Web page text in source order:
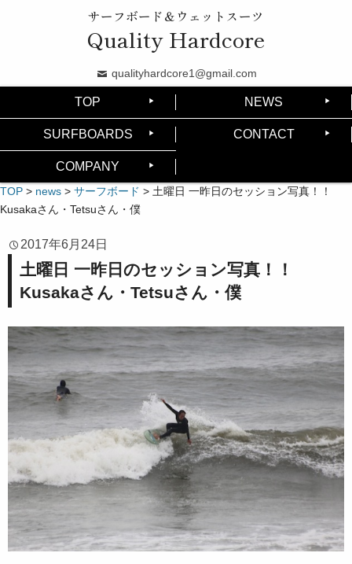
サーフボード＆ウェットスーツ
Quality Hardcore
qualityhardcore1@gmail.com
TOP NEWS
SURFBOARDS CONTACT
COMPANY
TOP > news > サーフボード > 土曜日 一昨日のセッション写真！！
Kusakaさん・Tetsuさん・僕
2017年6月24日
土曜日 一昨日のセッション写真！！
Kusakaさん・Tetsuさん・僕